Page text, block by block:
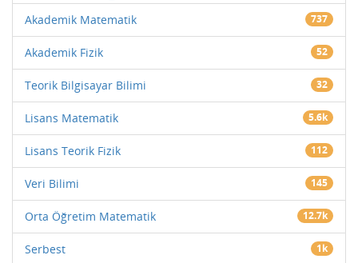
Akademik Matematik 737
Akademik Fizik 52
Teorik Bilgisayar Bilimi 32
Lisans Matematik 5.6k
Lisans Teorik Fizik 112
Veri Bilimi 145
Orta Öğretim Matematik 12.7k
Serbest 1k